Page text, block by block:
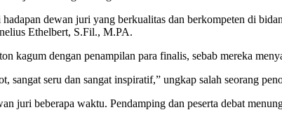
dewan juri yang berkualitas dan berkompeten di
Ethelbert, S.Fil., M.PA.
kagum dengan penampilan para finalis, sebab mereka
seru dan sangat inspiratif,” ungkap salah seorang
juri beberapa waktu. Pendamping dan peserta debat